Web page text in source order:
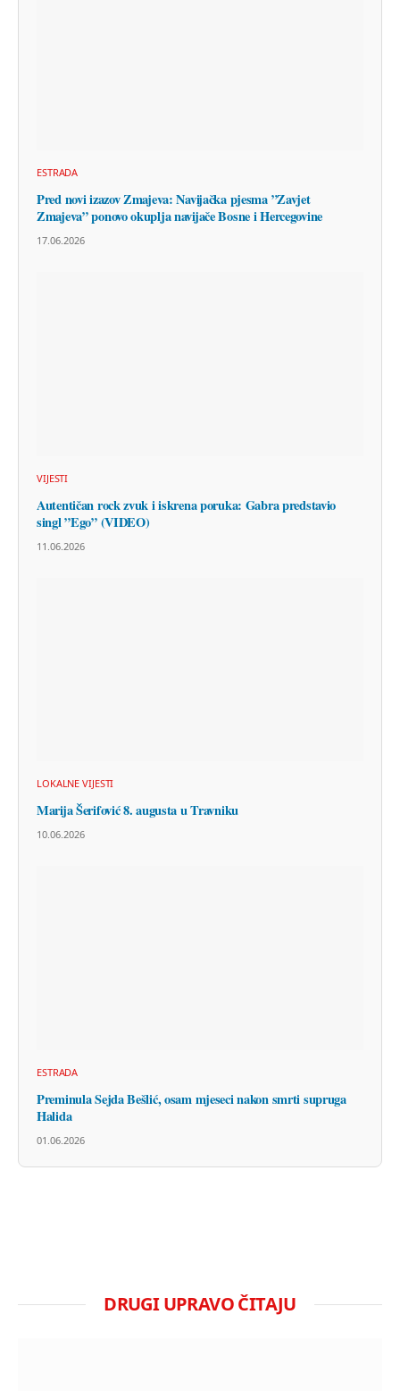
ESTRADA
Pred novi izazov Zmajeva: Navijačka pjesma ”Zavjet
Zmajeva” ponovo okuplja navijače Bosne i Hercegovine
17.06.2026
VIJESTI
Autentičan rock zvuk i iskrena poruka: Gabra predstavio
singl ”Ego” (VIDEO)
11.06.2026
LOKALNE VIJESTI
Marija Šerifović 8. augusta u Travniku
10.06.2026
ESTRADA
Preminula Sejda Bešlić, osam mjeseci nakon smrti supruga
Halida
01.06.2026
DRUGI UPRAVO ČITAJU